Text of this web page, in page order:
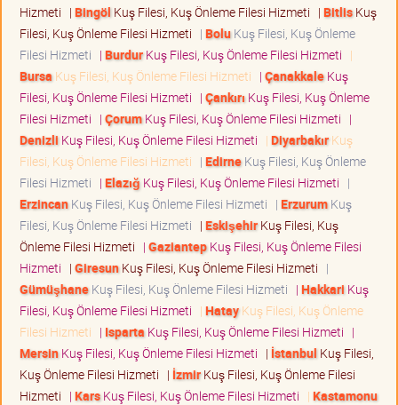
Hizmeti | Bingöl Kuş Filesi, Kuş Önleme Filesi Hizmeti | BitlisKuş
Filesi, Kuş Önleme Filesi Hizmeti | BoluKuş Filesi, Kuş Önleme
Filesi Hizmeti | BurdurKuş Filesi, Kuş Önleme Filesi Hizmeti |
Bursa Kuş Filesi, Kuş Önleme Filesi Hizmeti | ÇanakkaleKuş
Filesi, Kuş Önleme Filesi Hizmeti | Çankırı Kuş Filesi, Kuş Önleme
Filesi Hizmeti | ÇorumKuş Filesi, Kuş Önleme Filesi Hizmeti |
Denizli Kuş Filesi, Kuş Önleme Filesi Hizmeti | DiyarbakırKuş
Filesi, Kuş Önleme Filesi Hizmeti | EdirneKuş Filesi, Kuş Önleme
Filesi Hizmeti | Elazığ Kuş Filesi, Kuş Önleme Filesi Hizmeti |
ErzincanKuş Filesi, Kuş Önleme Filesi Hizmeti | ErzurumKuş
Filesi, Kuş Önleme Filesi Hizmeti | EskişehirKuş Filesi, Kuş
Önleme Filesi Hizmeti | GaziantepKuş Filesi, Kuş Önleme Filesi
Hizmeti | GiresunKuş Filesi, Kuş Önleme Filesi Hizmeti |
GümüşhaneKuş Filesi, Kuş Önleme Filesi Hizmeti | Hakkari Kuş
Filesi, Kuş Önleme Filesi Hizmeti | HatayKuş Filesi, Kuş Önleme
Filesi Hizmeti | Isparta Kuş Filesi, Kuş Önleme Filesi Hizmeti |
MersinKuş Filesi, Kuş Önleme Filesi Hizmeti | İstanbul Kuş Filesi,
Kuş Önleme Filesi Hizmeti | İzmirKuş Filesi, Kuş Önleme Filesi
Hizmeti | KarsKuş Filesi, Kuş Önleme Filesi Hizmeti | Kastamonu